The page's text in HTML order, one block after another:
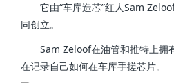
它由“车库造芯”红人Sam
同创立。
Sam Zeloof在油管和推特上拥
在记录自己如何在车库手搓芯片。